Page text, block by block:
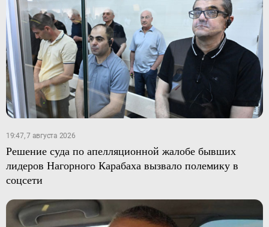
19:47, 7 августа 2026
Решение суда по апелляционной жалобе бывших
лидеров Нагорного Карабаха вызвало полемику в
соцсети